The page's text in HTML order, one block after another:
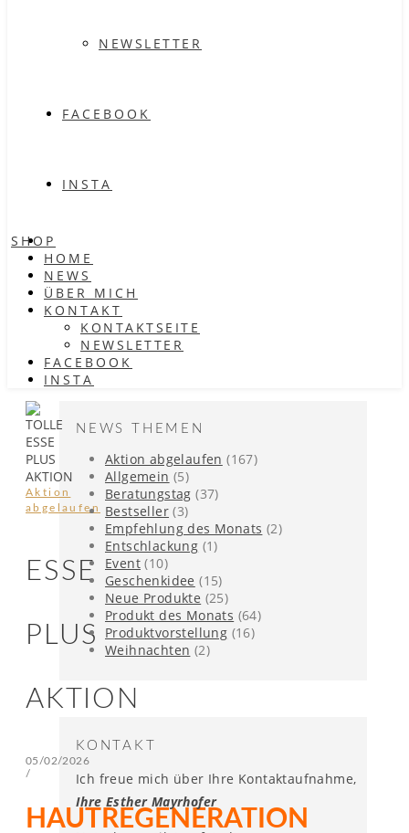
NEWSLETTER
FACEBOOK
INSTA
SHOP
HOME
NEWS
ÜBER MICH
KONTAKT
KONTAKTSEITE
NEWSLETTER
FACEBOOK
INSTA
Aktion
abgelaufen
ESSE
PLUS
AKTION
05/02/2026
/
HAUTREGENERATION
NEWS THEMEN
Aktion abgelaufen (167)
Allgemein (5)
Beratungstag (37)
Bestseller (3)
Empfehlung des Monats (2)
Entschlackung (1)
Event (10)
Geschenkidee (15)
Neue Produkte (25)
Produkt des Monats (64)
Produktvorstellung (16)
Weihnachten (2)
KONTAKT
Ich freue mich über Ihre Kontaktaufnahme,
Ihre Esther Mayrhofer